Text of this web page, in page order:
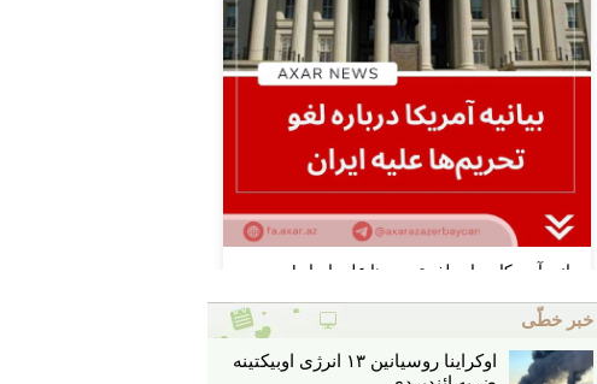
خبر خطّی
اوکراینا روسیانین ۱۳ انرژی اوبیکتینه